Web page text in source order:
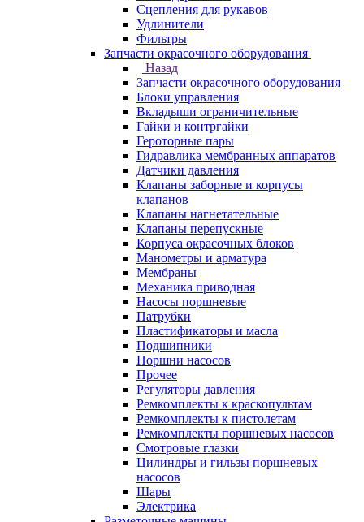
Сцепления для рукавов
Удлинители
Фильтры
Запчасти окрасочного оборудования
Назад
Запчасти окрасочного оборудования
Блоки управления
Вкладыши ограничительные
Гайки и контргайки
Героторные пары
Гидравлика мембранных аппаратов
Датчики давления
Клапаны заборные и корпусы
клапанов
Клапаны нагнетательные
Клапаны перепускные
Корпуса окрасочных блоков
Манометры и арматура
Мембраны
Механика приводная
Насосы поршневые
Патрубки
Пластификаторы и масла
Подшипники
Поршни насосов
Прочее
Регуляторы давления
Ремкомплекты к краскопультам
Ремкомплекты к пистолетам
Ремкомплекты поршневых насосов
Смотровые глазки
Цилиндры и гильзы поршневых
насосов
Шары
Электрика